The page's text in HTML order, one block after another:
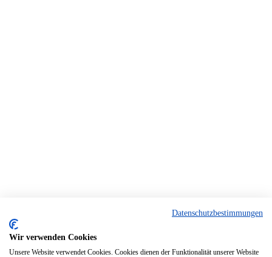
Datenschutzbestimmungen
Wir verwenden Cookies
Unsere Website verwendet Cookies. Cookies dienen der Funktionalität unserer Website